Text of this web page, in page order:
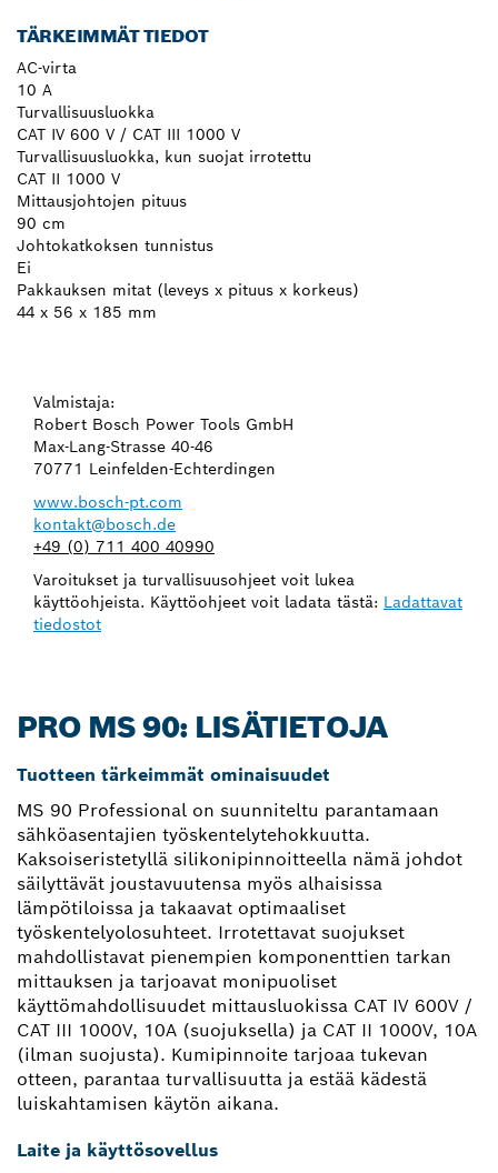
TÄRKEIMMÄT TIEDOT
AC-virta
10 A
Turvallisuusluokka
CAT IV 600 V / CAT III 1000 V
Turvallisuusluokka, kun suojat irrotettu
CAT II 1000 V
Mittausjohtojen pituus
90 cm
Johtokatkoksen tunnistus
Ei
Pakkauksen mitat (leveys x pituus x korkeus)
44 x 56 x 185 mm
Valmistaja:
Robert Bosch Power Tools GmbH
Max-Lang-Strasse 40-46
70771 Leinfelden-Echterdingen
www.bosch-pt.com
kontakt@bosch.de
+49 (0) 711 400 40990
Varoitukset ja turvallisuusohjeet voit lukea
käyttöohjeista. Käyttöohjeet voit ladata tästä: Ladattavat
tiedostot
PRO MS 90: LISÄTIETOJA
Tuotteen tärkeimmät ominaisuudet
MS 90 Professional on suunniteltu parantamaan
sähköasentajien työskentelytehokkuutta.
Kaksoiseristetyllä silikonipinnoitteella nämä johdot
säilyttävät joustavuutensa myös alhaisissa
lämpötiloissa ja takaavat optimaaliset
työskentelyolosuhteet. Irrotettavat suojukset
mahdollistavat pienempien komponenttien tarkan
mittauksen ja tarjoavat monipuoliset
käyttömahdollisuudet mittausluokissa CAT IV 600V /
CAT III 1000V, 10A (suojuksella) ja CAT II 1000V, 10A
(ilman suojusta). Kumipinnoite tarjoaa tukevan
otteen, parantaa turvallisuutta ja estää kädestä
luiskahtamisen käytön aikana.
Laite ja käyttösovellus